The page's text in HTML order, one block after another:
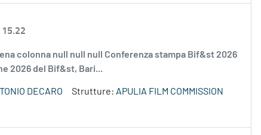
colonna null null null Conferenza stampa Bif&st 2026
2026 del Bif&st, Bari...
DECARO Strutture: APULIA FILM COMMISSION